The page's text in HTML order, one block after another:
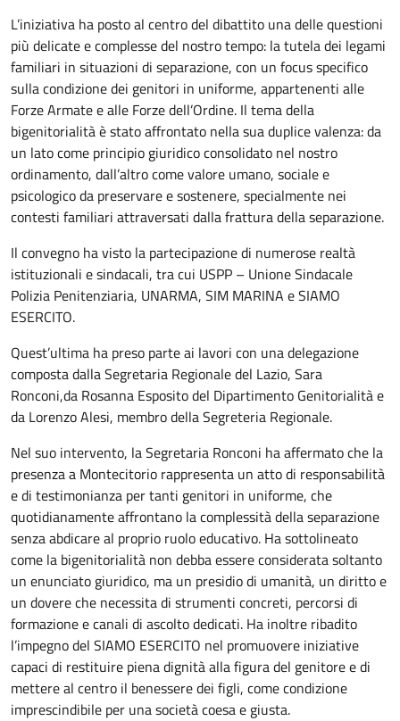
L’iniziativa ha posto al centro del dibattito una delle questioni
più delicate e complesse del nostro tempo: la tutela dei legami
familiari in situazioni di separazione, con un focus specifico
sulla condizione dei genitori in uniforme, appartenenti alle
Forze Armate e alle Forze dell’Ordine. Il tema della
bigenitorialità è stato affrontato nella sua duplice valenza: da
un lato come principio giuridico consolidato nel nostro
ordinamento, dall’altro come valore umano, sociale e
psicologico da preservare e sostenere, specialmente nei
contesti familiari attraversati dalla frattura della separazione.
Il convegno ha visto la partecipazione di numerose realtà
istituzionali e sindacali, tra cui USPP – Unione Sindacale
Polizia Penitenziaria, UNARMA, SIM MARINA e SIAMO
ESERCITO.
Quest’ultima ha preso parte ai lavori con una delegazione
composta dalla Segretaria Regionale del Lazio, Sara
Ronconi,da Rosanna Esposito del Dipartimento Genitorialità e
da Lorenzo Alesi, membro della Segreteria Regionale.
Nel suo intervento, la Segretaria Ronconi ha affermato che la
presenza a Montecitorio rappresenta un atto di responsabilità
e di testimonianza per tanti genitori in uniforme, che
quotidianamente affrontano la complessità della separazione
senza abdicare al proprio ruolo educativo. Ha sottolineato
come la bigenitorialità non debba essere considerata soltanto
un enunciato giuridico, ma un presidio di umanità, un diritto e
un dovere che necessita di strumenti concreti, percorsi di
formazione e canali di ascolto dedicati. Ha inoltre ribadito
l’impegno del SIAMO ESERCITO nel promuovere iniziative
capaci di restituire piena dignità alla figura del genitore e di
mettere al centro il benessere dei figli, come condizione
imprescindibile per una società coesa e giusta.